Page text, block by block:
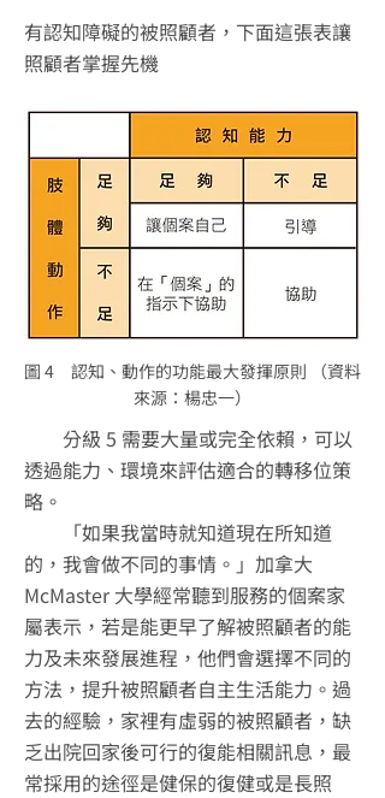
有認知障礙的被照顧者，下面這張表讓
照顧者掌握先機
圖 4 認知、動作的功能最大發揮原則 （資料
來源：楊忠一）
分級 5 需要大量或完全依賴，可以
透過能力、環境來評估適合的轉移位策
略。
「如果我當時就知道現在所知道
的，我會做不同的事情。」加拿大
McMaster 大學經常聽到服務的個案家
屬表示，若是能更早了解被照顧者的能
力及未來發展進程，他們會選擇不同的
方法，提升被照顧者自主生活能力。過
去的經驗，家裡有虛弱的被照顧者，缺
乏出院回家後可行的復能相關訊息，最
常採用的途徑是健保的復健或是長照